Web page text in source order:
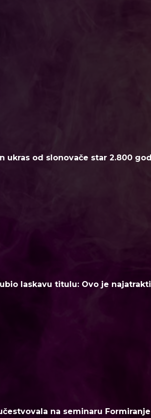
ukras od slonovače star 2.800
laskavu titulu: Ovo je
na seminaru